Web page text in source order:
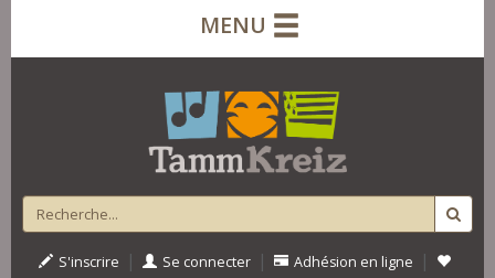
MENU
S'inscrire | Se connecter | Adhésion en ligne |